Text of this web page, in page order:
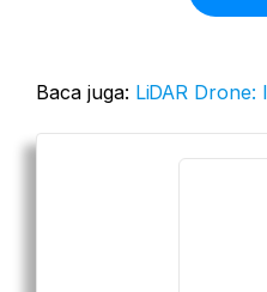
Baca juga: LiDAR